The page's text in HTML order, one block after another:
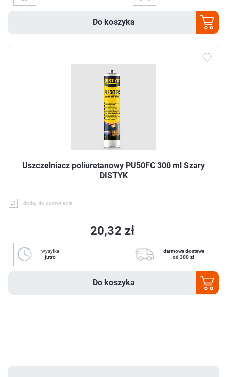
Do koszyka
Uszczelniacz poliuretanowy PU50FC 300 ml Szary
DISTYK
dodaj do porównania
20,32 zł
wysyłka
jutro
darmowa dostawa
od 300 zł
Do koszyka